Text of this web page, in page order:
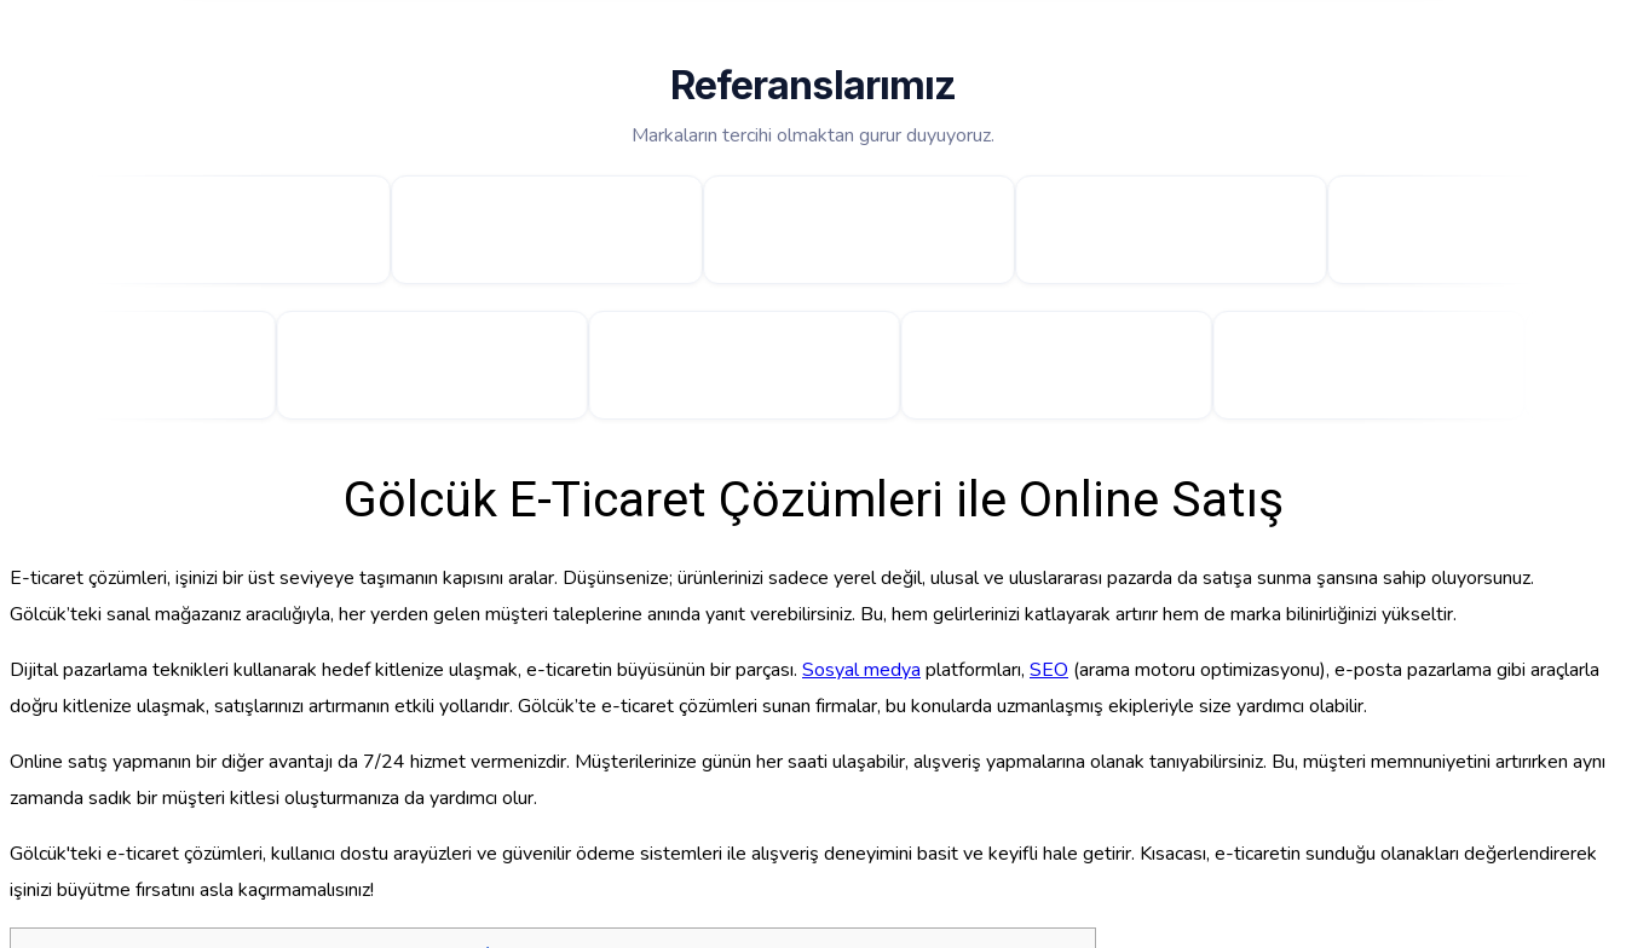
Referanslarımız
Markaların tercihi olmaktan gurur duyuyoruz.
Gölcük E-Ticaret Çözümleri ile Online Satış
E-ticaret çözümleri, işinizi bir üst seviyeye taşımanın kapısını aralar. Düşünsenize; ürünlerinizi sadece yerel değil, ulusal ve uluslararası pazarda da satışa sunma şansına sahip oluyorsunuz.
Gölcük’teki sanal mağazanız aracılığıyla, her yerden gelen müşteri taleplerine anında yanıt verebilirsiniz. Bu, hem gelirlerinizi katlayarak artırır hem de marka bilinirliğinizi yükseltir.
Dijital pazarlama teknikleri kullanarak hedef kitlenize ulaşmak, e-ticaretin büyüsünün bir parçası. Sosyal medya platformları, SEO (arama motoru optimizasyonu), e-posta pazarlama gibi araçlarla
doğru kitlenize ulaşmak, satışlarınızı artırmanın etkili yollarıdır. Gölcük’te e-ticaret çözümleri sunan firmalar, bu konularda uzmanlaşmış ekipleriyle size yardımcı olabilir.
Online satış yapmanın bir diğer avantajı da 7/24 hizmet vermenizdir. Müşterilerinize günün her saati ulaşabilir, alışveriş yapmalarına olanak tanıyabilirsiniz. Bu, müşteri memnuniyetini artırırken aynı
zamanda sadık bir müşteri kitlesi oluşturmanıza da yardımcı olur.
Gölcük'teki e-ticaret çözümleri, kullanıcı dostu arayüzleri ve güvenilir ödeme sistemleri ile alışveriş deneyimini basit ve keyifli hale getirir. Kısacası, e-ticaretin sunduğu olanakları değerlendirerek
işinizi büyütme fırsatını asla kaçırmamalısınız!